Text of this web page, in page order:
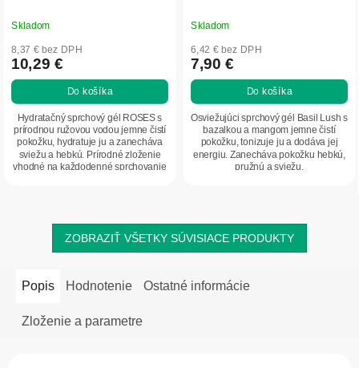
Skladom
8,37 € bez DPH
10,29 €
Do košíka
Hydratačný sprchový gél ROSES s
prírodnou ružovou vodou jemne čistí
pokožku, hydratuje ju a zanecháva
sviežu a hebkú. Prírodné zloženie
vhodné na každodenné sprchovanie
Skladom
6,42 € bez DPH
7,90 €
Do košíka
Osviežujúci sprchový gél Basil Lush s
bazalkou a mangom jemne čistí
pokožku, tonizuje ju a dodáva jej
energiu. Zanecháva pokožku hebkú,
pružnú a sviežu.
ZOBRAZIŤ VŠETKY SÚVISIACE PRODUKTY
Popis Hodnotenie Ostatné informácie
Zloženie a parametre